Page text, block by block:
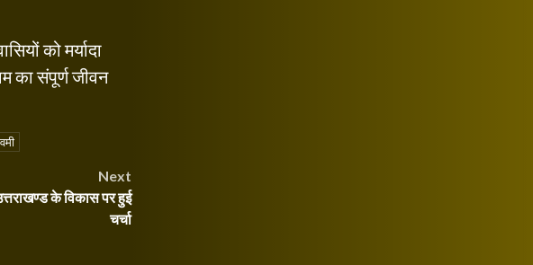
को मर्यादा
का संपूर्ण जीवन
Next
के विकास पर हुई
चर्चा